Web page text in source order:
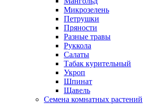
Микрозелень
Петрушки
Пряности
Разные травы
Руккола
Салаты
Табак курительный
Укроп
Шпинат
Щавель
Семена комнатных растений